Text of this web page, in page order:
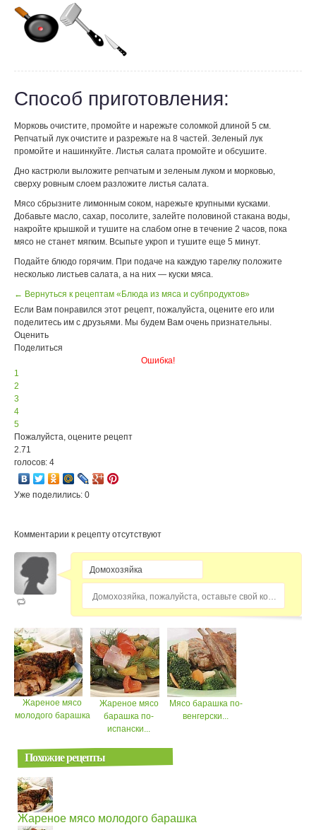
Способ приготовления:
Морковь очистите, промойте и нарежьте соломкой длиной 5 см.
Репчатый лук очистите и разрежьте на 8 частей. Зеленый лук
промойте и нашинкуйте. Листья салата промойте и обсушите.
Дно кастрюли выложите репчатым и зеленым луком и морковью,
сверху ровным слоем разложите листья салата.
Мясо сбрызните лимонным соком, нарежьте крупными кусками.
Добавьте масло, сахар, посолите, залейте половиной стакана воды,
накройте крышкой и тушите на слабом огне в течение 2 часов, пока
мясо не станет мягким. Всыпьте укроп и тушите еще 5 минут.
Подайте блюдо горячим. При подаче на каждую тарелку положите
несколько листьев салата, а на них — куски мяса.
← Вернуться к рецептам «Блюда из мяса и субпродуктов»
Если Вам понравился этот рецепт, пожалуйста, оцените его или
поделитесь им с друзьями. Мы будем Вам очень признательны.
Оценить
Поделиться
Ошибка!
1
2
3
4
5
Пожалуйста, оцените рецепт
2.71
голосов: 4
Уже поделились: 0
Комментарии к рецепту отсутствуют
Домохозяйка, пожалуйста, оставьте свой комментарий...
Жареное мясо
молодого барашка
Жареное мясо
барашка по-
испански...
Мясо барашка по-
венгерски...
Похожие рецепты
Жареное мясо молодого барашка